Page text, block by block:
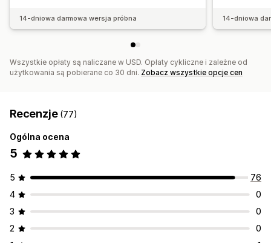
14-dniowa darmowa wersja próbna 14-dniowa
Wszystkie opłaty są naliczane w USD. Opłaty cykliczne i zależne od
użytkowania są pobierane co 30 dni. Zobacz wszystkie opcje cen
Recenzje (77)
Ogólna ocena
5
5
76
4
0
3
0
2
0